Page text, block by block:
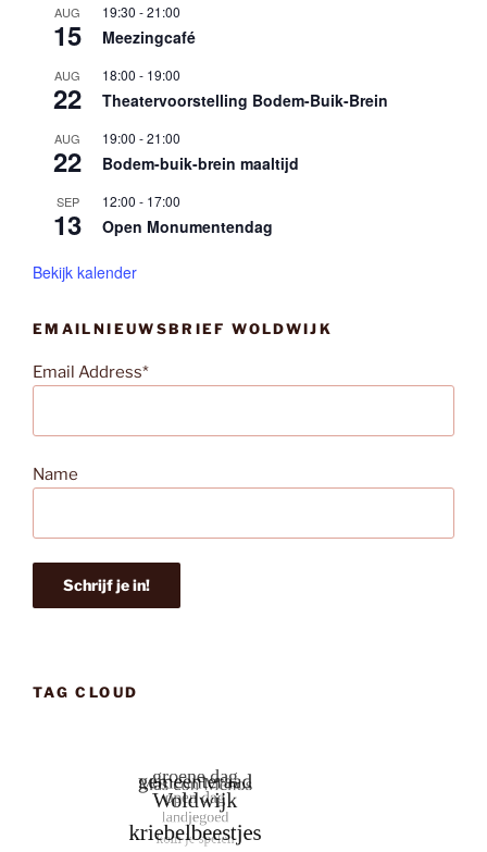
AUG
15
19:30 -21:00
Meezingcafé
AUG
22
18:00 - 19:00
Theatervoorstelling Bodem-Buik-Brein
AUG
22
19:00 -21:00
Bodem-buik-brein maaltijd
SEP
13
12:00 - 17:00
Open Monumentendag
Bekijk kalender
EMAILNIEUWSBRIEF WOLDWIJK
Email Address*
Name
TAG CLOUD